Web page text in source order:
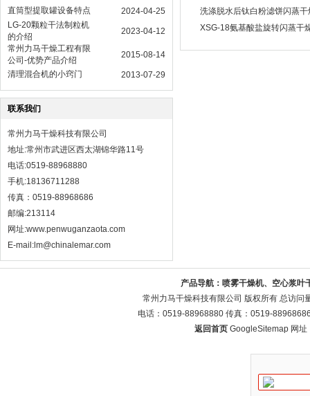
直筒型提取罐设备特点
2024-04-25
LG-20颗粒干法制粒机
的介绍
2023-04-12
常州力马干燥工程有限
公司-优势产品介绍
2015-08-14
清理混合机的小窍门
2013-07-29
联系我们
常州力马干燥科技有限公司
地址:常州市武进区西太湖锦华路11号
电话:0519-88968880
手机:18136711288
传真：0519-88968686
邮编:213114
网址:www.penwuganzaota.com
E-mail:lm@chinalemar.com
洗涤脱水后钛白粉滤饼闪蒸
XSG-18氨基酸盐旋转闪蒸干
产品导航： 喷雾干燥机、空心浆叶
常州力马干燥科技有限公司 版权所有 总访问
电话：0519-88968880 传真：0519-
返回首页 GoogleSitemap 网